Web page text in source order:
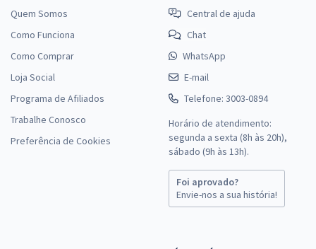
Quem Somos
Como Funciona
Como Comprar
Loja Social
Programa de Afiliados
Trabalhe Conosco
Preferência de Cookies
Central de ajuda
Chat
WhatsApp
E-mail
Telefone: 3003-0894
Horário de atendimento:
segunda a sexta (8h às 20h),
sábado (9h às 13h).
Foi aprovado?
Envie-nos a sua história!